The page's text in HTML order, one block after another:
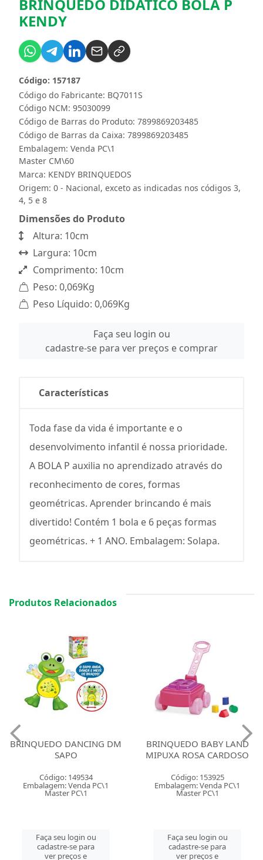
BRINQUEDO DIDATICO BOLA P
KENDY
Código do Fabricante: BQ7011S
Código: 157187
Código NCM: 95030099
Código de Barras do Produto: 7899869203485
Código de Barras da Caixa: 7899869203485
Embalagem: Venda PC\1
Master CM\60
Marca: KENDY BRINQUEDOS
Origem: 0 - Nacional, exceto as indicadas nos códigos 3,
4, 5 e 8
Dimensões do Produto
Altura: 10cm
Largura: 10cm
Comprimento: 10cm
Peso: 0,069Kg
Peso Líquido: 0,069Kg
Faça seu login ou
cadastre-se para ver preços e comprar
Características
Toda fase da vida é importante e o
desenvolvimento infantil é nossa prioridade.
A BOLA P auxilia no aprendizado através do
reconhecimento de cores, formas
geométricas. Aprender brincando é mais
divertido! Contém 1 bola e 6 peças formas
geométricas. + 1 ANO. Embalagem: Solapa.
Produtos Relacionados
BRINQUEDO DANCING DM
SAPO
Código: 149534
Embalagem: Venda PC\1
Master PC\1
Faça seu login ou
cadastre-se para
ver preços e
BRINQUEDO BABY LAND
MIPUXA ROSA CARDOSO
Código: 153925
Embalagem: Venda PC\1
Master PC\1
Faça seu login ou
cadastre-se para
ver preços e